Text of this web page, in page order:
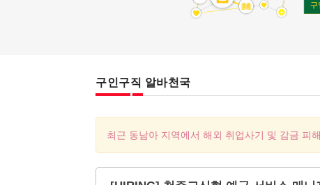
구인구직 알바천국
최근 동남아 지역에서 해외 취업사기 및 감금 피